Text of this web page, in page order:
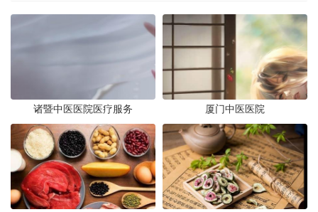
诸暨中医医院医疗服务 厦门中医医院